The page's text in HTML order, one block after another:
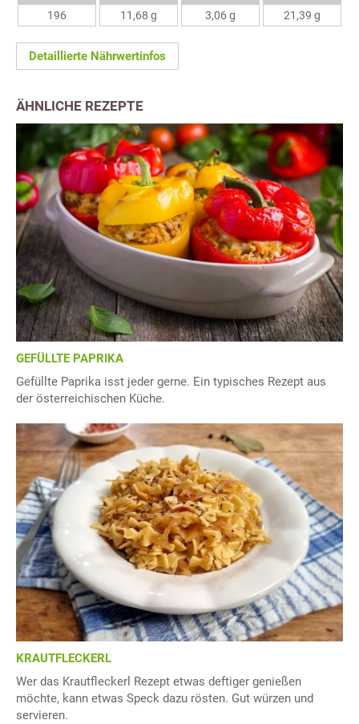
196
11,68 g
3,06 g
21,39 g
Detaillierte Nährwertinfos
ÄHNLICHE REZEPTE
GEFÜLLTE PAPRIKA
Gefüllte Paprika isst jeder gerne. Ein typisches Rezept aus
der österreichischen Küche.
KRAUTFLECKERL
Wer das Krautfleckerl Rezept etwas deftiger genießen
möchte, kann etwas Speck dazu rösten. Gut würzen und
servieren.